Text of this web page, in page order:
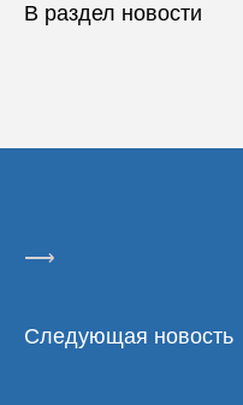
В раздел новости
⟶
Следующая новость